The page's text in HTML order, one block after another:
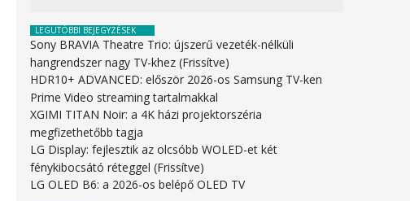
LEGUTÓBBI BEJEGYZÉSEK
Sony BRAVIA Theatre Trio: újszerű vezeték-nélküli
hangrendszer nagy TV-khez (Frissítve)
HDR10+ ADVANCED: először 2026-os Samsung TV-ken
Prime Video streaming tartalmakkal
XGIMI TITAN Noir: a 4K házi projektorszéria
megfizethetőbb tagja
LG Display: fejlesztik az olcsóbb WOLED-et két
fénykibocsátó réteggel (Frissítve)
LG OLED B6: a 2026-os belépő OLED TV